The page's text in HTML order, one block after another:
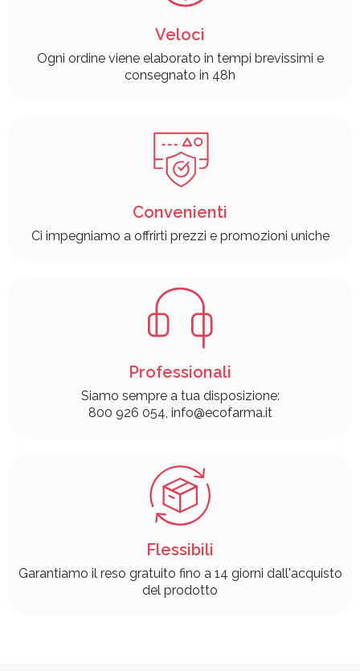
Veloci
Ogni ordine viene elaborato in tempi brevissimi e
consegnato in 48h
Convenienti
Ci impegniamo a offrirti prezzi e promozioni uniche
Professionali
Siamo sempre a tua disposizione:
800 926 054, info@ecofarma.it
Flessibili
Garantiamo il reso gratuito fino a 14 giorni dall'acquisto
del prodotto